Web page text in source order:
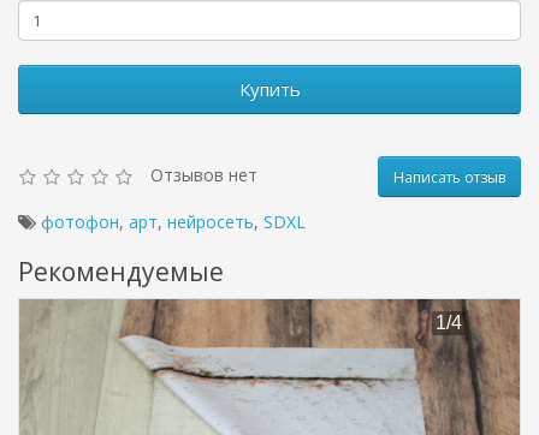
Купить
Отзывов нет Написать отзыв
фотофон, арт, нейросеть, SDXL
Рекомендуемые